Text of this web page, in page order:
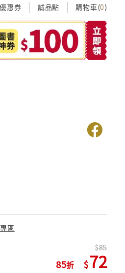
優惠券 誠品點 購物車(0)
區
85
85
72